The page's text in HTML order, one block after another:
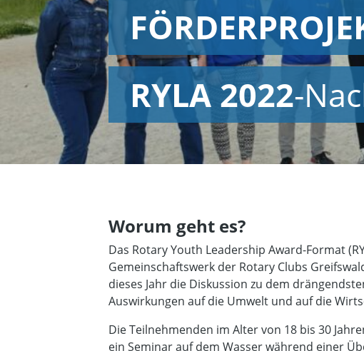
RYLA 2022-
Worum geht es?
Das Rotary Youth Leadership Award-Format
Gemeinschaftswerk der Rotary Clubs
dieses Jahr die Diskussion zu dem
Auswirkungen auf die Umwelt und auf die
Die Teilnehmenden im Alter von 18 bis 30
ein Seminar auf dem Wasser während einer